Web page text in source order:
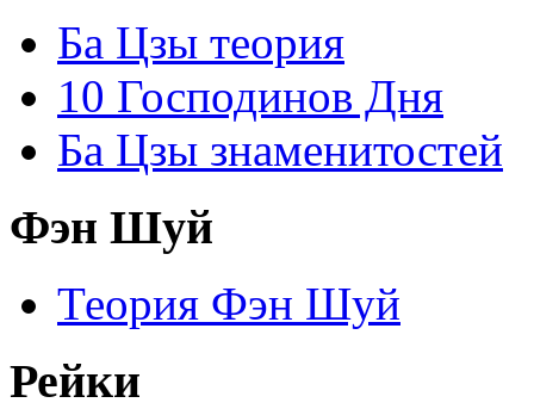
Ба Цзы теория
10 Господинов Дня
Ба Цзы знаменитостей
Фэн Шуй
Теория Фэн Шуй
Рейки